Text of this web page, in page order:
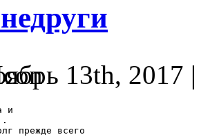
13th, 2017
и
прежде всего